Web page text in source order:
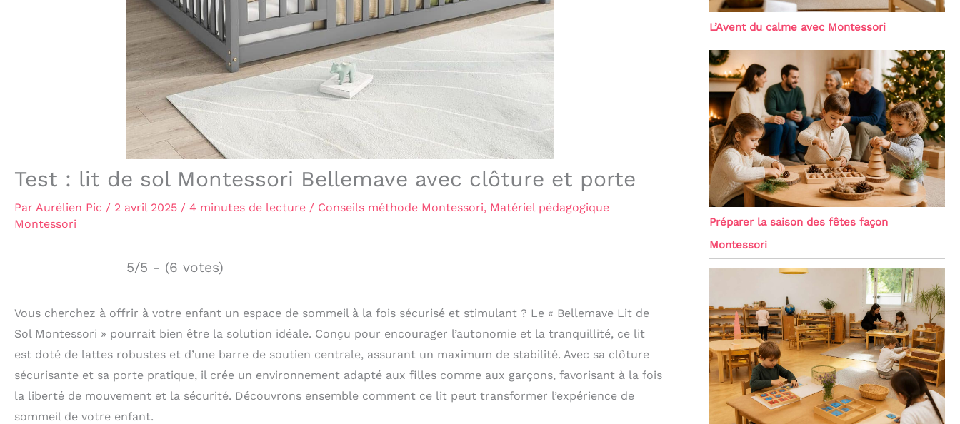
Test : lit de sol Montessori Bellemave avec clôture et porte
Par Aurélien Pic / 2 avril 2025 / 4 minutes de lecture / Conseils méthode Montessori, Matériel pédagogique
Montessori
5/5 - (6 votes)
Vous cherchez à offrir à votre enfant un espace de sommeil à la fois sécurisé et stimulant ? Le « Bellemave Lit de
Sol Montessori » pourrait bien être la solution idéale. Conçu pour encourager l’autonomie et la tranquillité, ce lit
est doté de lattes robustes et d’une barre de soutien centrale, assurant un maximum de stabilité. Avec sa clôture
sécurisante et sa porte pratique, il crée un environnement adapté aux filles comme aux garçons, favorisant à la fois
la liberté de mouvement et la sécurité. Découvrons ensemble comment ce lit peut transformer l’expérience de
sommeil de votre enfant.
L’Avent du calme avec Montessori
Préparer la saison des fêtes façon
Montessori